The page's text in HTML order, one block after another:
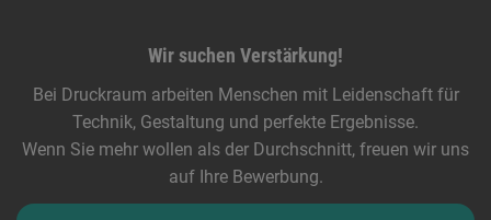
Wir suchen Verstärkung!
Bei Druckraum arbeiten Menschen mit Leidenschaft für
Technik, Gestaltung und perfekte Ergebnisse.
Wenn Sie mehr wollen als der Durchschnitt, freuen wir uns
auf Ihre Bewerbung.